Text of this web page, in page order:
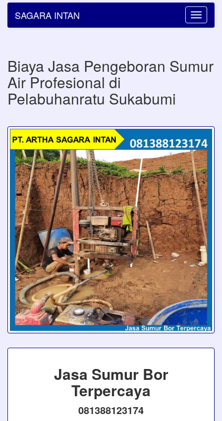
Toggle
SAGARA INTAN
Biaya Jasa Pengeboran Sumur
Air Profesional di
Pelabuhanratu Sukabumi
Jasa Sumur Bor
Terpercaya
081388123174